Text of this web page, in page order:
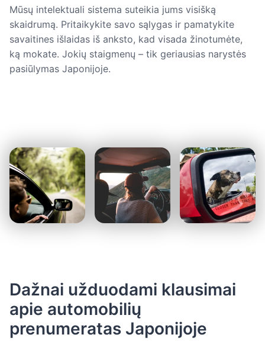
Mūsų intelektuali sistema suteikia jums visišką
skaidrumą. Pritaikykite savo sąlygas ir pamatykite
savaitines išlaidas iš anksto, kad visada žinotumėte,
ką mokate. Jokių staigmenų – tik geriausias narystės
pasiūlymas Japonijoje.
Dažnai užduodami klausimai
apie automobilių
prenumeratas Japonijoje